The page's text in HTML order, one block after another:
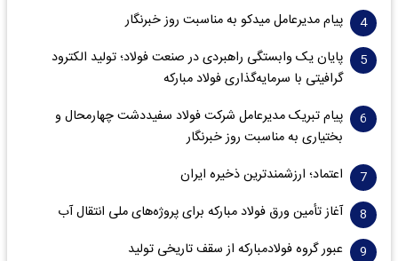
پیام مدیرعامل میدکو به مناسبت روز خبرنگار
پایان یک وابستگی راهبردی در صنعت فولاد؛ تولید الکترود
گرافیتی با سرمایه‌گذاری فولاد مبارکه
پیام تبریک مدیرعامل شرکت فولاد سفیددشت چهارمحال و
بختیاری به مناسبت روز خبرنگار
اعتماد؛ ارزشمندترین ذخیره ایران
آغاز تأمین ورق فولاد مبارکه برای پروژه‌های ملی انتقال آب
عبور گروه فولادمبارکه از سقف تاریخی تولید